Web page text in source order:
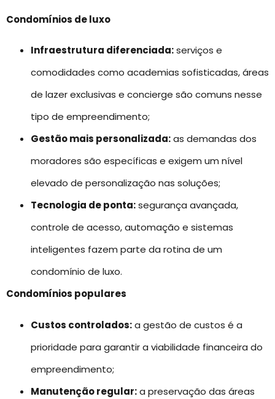
Condomínios de luxo
Infraestrutura diferenciada:serviços e
comodidades como academias sofisticadas, áreas
de lazer exclusivas e concierge são comuns nesse
tipo de empreendimento;
Gestão mais personalizada:as demandas dos
moradores são específicas e exigem um nível
elevado de personalização nas soluções;
Tecnologia de ponta:segurança avançada,
controle de acesso, automação e sistemas
inteligentes fazem parte da rotina de um
condomínio de luxo.
Condomínios populares
Custos controlados:a gestão de custos é a
prioridade para garantir a viabilidade financeira do
empreendimento;
Manutenção regular:a preservação das áreas